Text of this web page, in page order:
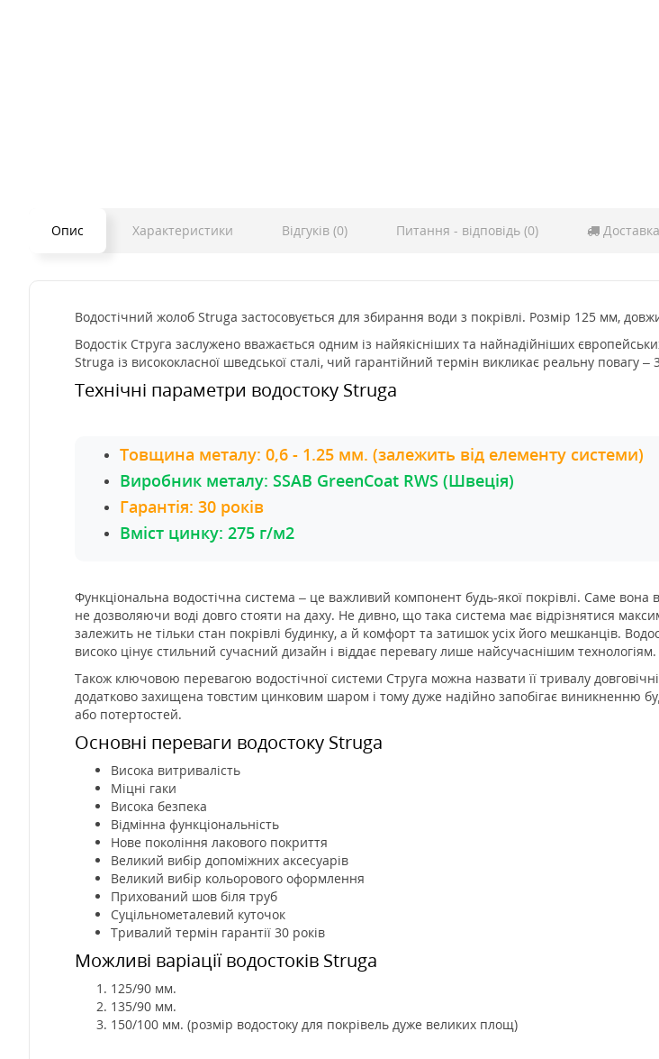
Опис Характеристики Відгуків (0) Питання - відповідь (0)
Водостічний жолоб Struga застосовується для збирання води з покрівлі. Розмір 125 мм,
Водостік Струга заслужено вважається одним із найякісніших та найнадійніших
Struga із висококласної шведської сталі, чий гарантійний термін викликає реальну повагу –
Технічні параметри водостоку Struga
Товщина металу: 0,6 - 1.25 мм. (залежить від елементу системи)
Виробник металу: SSAB GreenCoat RWS (Швеція)
Гарантія: 30 років
Вміст цинку: 275 г/м2
Функціональна водостічна система – це важливий компонент будь-якої покрівлі. Саме вона
не дозволяючи воді довго стояти на даху. Не дивно, що така система має відрізнятися
залежить не тільки стан покрівлі будинку, а й комфорт та затишок усіх його мешканців.
високо цінує стильний сучасний дизайн і віддає перевагу лише найсучаснішим технологіям.
Також ключовою перевагою водостічної системи Струга можна назвати її тривалу
додатково захищена товстим цинковим шаром і тому дуже надійно запобігає виникненню
або потертостей.
Основні переваги водостоку Struga
Висока витривалість
Міцні гаки
Висока безпека
Відмінна функціональність
Нове покоління лакового покриття
Великий вибір допоміжних аксесуарів
Великий вибір кольорового оформлення
Прихований шов біля труб
Суцільнометалевий куточок
Тривалий термін гарантії 30 років
Можливі варіації водостоків Struga
125/90 мм.
135/90 мм.
150/100 мм. (розмір водостоку для покрівель дуже великих площ)